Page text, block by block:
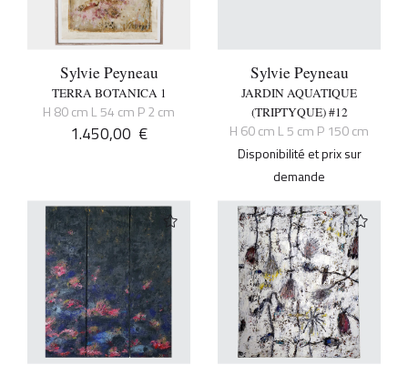
Sylvie Peyneau
TERRA BOTANICA 1
H 80 cm L 54 cm P 2 cm
1.450,00 €
Sylvie Peyneau
JARDIN AQUATIQUE
(TRIPTYQUE) #12
H 60 cm L 5 cm P 150 cm
Disponibilité et prix sur
demande